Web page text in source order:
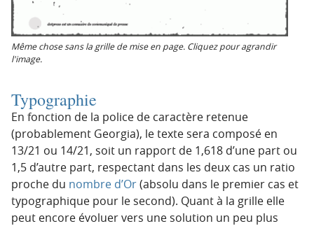
Même chose sans la grille de mise en page. Cliquez pour agrandir
l'image.
Typographie
En fonction de la police de caractère retenue
(probablement Georgia), le texte sera composé en
13/21 ou 14/21, soit un rapport de 1,618 d’une part ou
1,5 d’autre part, respectant dans les deux cas un ratio
proche du nombre d’Or(absolu dans le premier cas et
typographique pour le second). Quant à la grille elle
peut encore évoluer vers une solution un peu plus